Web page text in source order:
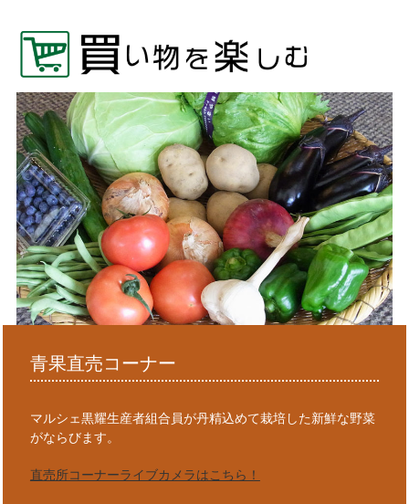
青果直売コーナー
マルシェ黒耀生産者組合員が丹精込めて栽培した新鮮な野菜
がならびます。
直売所コーナーライブカメラはこちら！